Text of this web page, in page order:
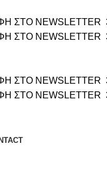
ΣΤΟ NEWSLETTER
ΣΤΟ NEWSLETTER
ΣΤΟ NEWSLETTER
ΣΤΟ NEWSLETTER